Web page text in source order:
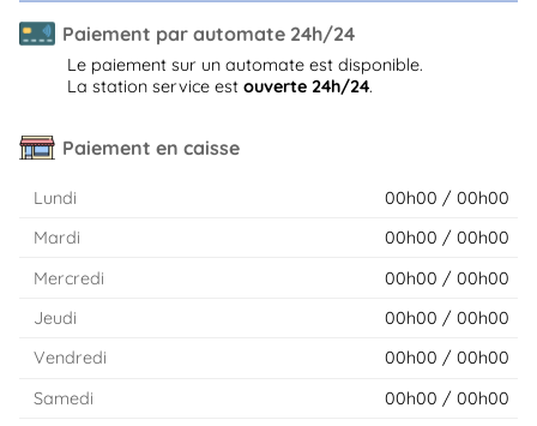
Paiement par automate 24h/24
Le paiement sur un automate est disponible.
La station service est ouverte 24h/24.
Paiement en caisse
Lundi
00h00 / 00h00
Mardi
00h00 / 00h00
Mercredi
00h00 / 00h00
Jeudi
00h00 / 00h00
Vendredi
00h00 / 00h00
Samedi
00h00 / 00h00